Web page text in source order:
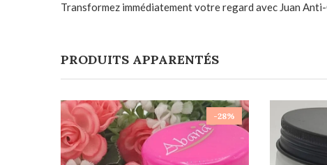
Transformez immédiatement votre regard avec Juan
PRODUITS APPARENTÉS
-28%